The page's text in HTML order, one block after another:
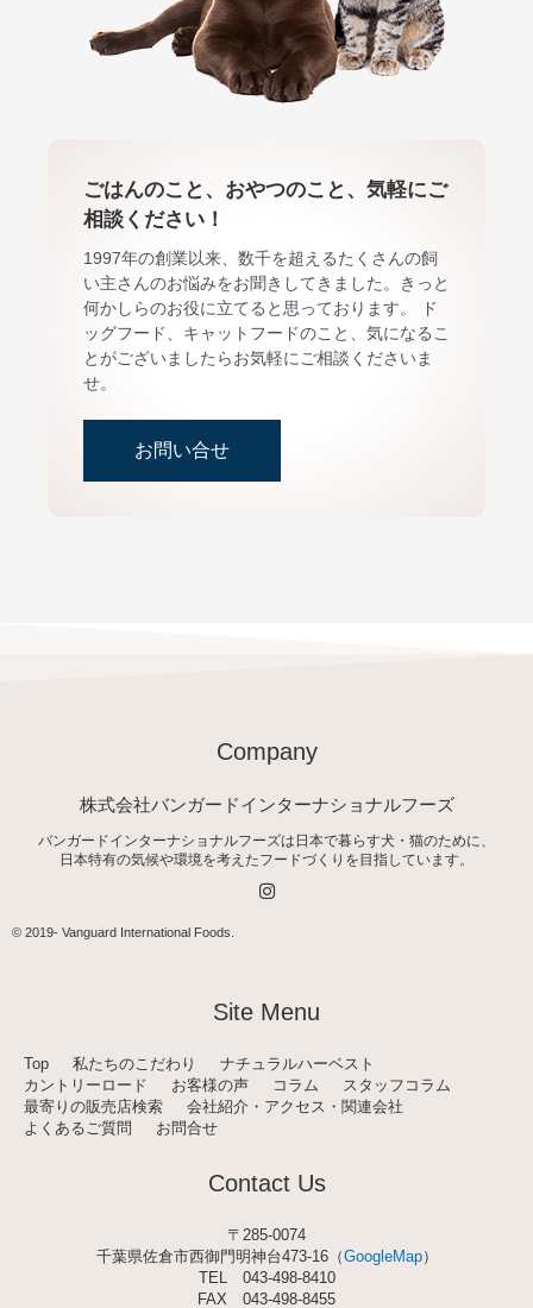
ごはんのこと、おやつのこと、気軽にご
相談ください！
1997年の創業以来、数千を超えるたくさんの飼
い主さんのお悩みをお聞きしてきました。きっと
何かしらのお役に立てると思っております。 ド
ッグフード、キャットフードのこと、気になるこ
とがございましたらお気軽にご相談くださいま
せ。
お問い合せ
Company
株式会社バンガードインターナショナルフーズ
バンガードインターナショナルフーズは日本で暮らす犬・猫のために、
日本特有の気候や環境を考えたフードづくりを目指しています。
I
n
a
m
© 2019- Vanguard International Foods
Site Menu
Top 私たちのこだわり
ナチュラルハーベスト
カントリーロード
お客様の声 コラム
スタッフコラム
最寄りの販売店検索
会社紹介・アクセス・関連会社
よくあるご質問
お問合せ
Contact Us
〒285-0074
千葉県佐倉市西御門明神台473-16（GoogleMap）
TEL 043-498-8410
FAX 043-498-8455